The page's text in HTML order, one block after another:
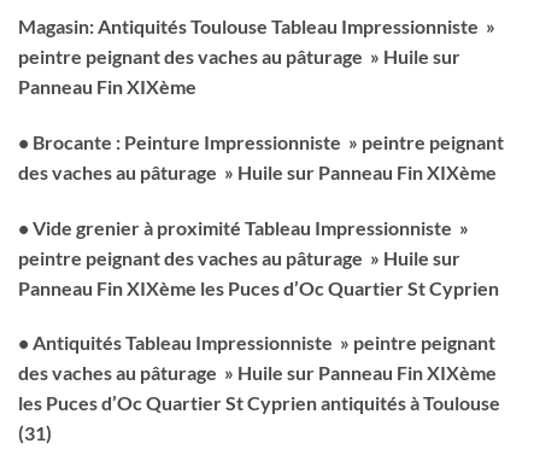
Magasin: Antiquités Toulouse Tableau Impressionniste »
peintre peignant des vaches au pâturage » Huile sur
Panneau Fin XIXème
• Brocante : Peinture Impressionniste » peintre peignant
des vaches au pâturage » Huile sur Panneau Fin XIXème
• Vide grenier à proximité Tableau Impressionniste »
peintre peignant des vaches au pâturage » Huile sur
Panneau Fin XIXème les Puces d’Oc Quartier St Cyprien
• Antiquités Tableau Impressionniste » peintre peignant
des vaches au pâturage » Huile sur Panneau Fin XIXème
les Puces d’Oc Quartier St Cyprien antiquités à Toulouse
(31)